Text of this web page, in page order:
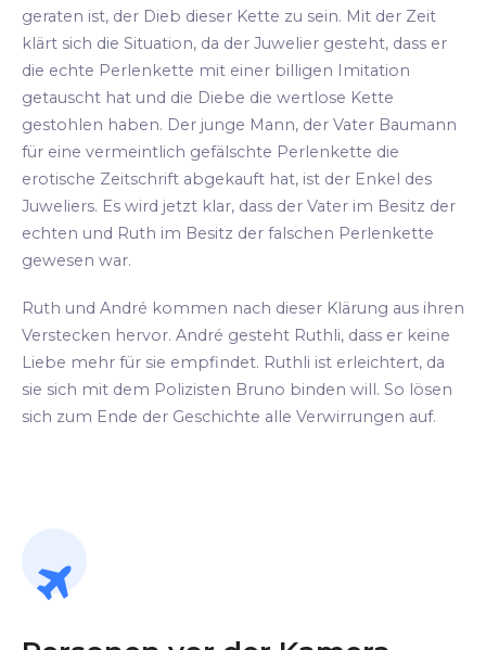
geraten ist, der Dieb dieser Kette zu sein. Mit der Zeit
klärt sich die Situation, da der Juwelier gesteht, dass er
die echte Perlenkette mit einer billigen Imitation
getauscht hat und die Diebe die wertlose Kette
gestohlen haben. Der junge Mann, der Vater Baumann
für eine vermeintlich gefälschte Perlenkette die
erotische Zeitschrift abgekauft hat, ist der Enkel des
Juweliers. Es wird jetzt klar, dass der Vater im Besitz der
echten und Ruth im Besitz der falschen Perlenkette
gewesen war.
Ruth und André kommen nach dieser Klärung aus ihren
Verstecken hervor. André gesteht Ruthli, dass er keine
Liebe mehr für sie empfindet. Ruthli ist erleichtert, da
sie sich mit dem Polizisten Bruno binden will. So lösen
sich zum Ende der Geschichte alle Verwirrungen auf.